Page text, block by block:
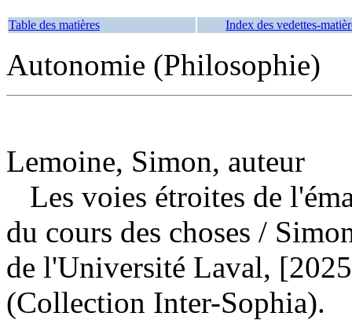
Table des matières Index des vedettes-
Autonomie (Philosophie)
Lemoine, Simon, auteur
Les voies étroites de
du cours des choses /
de l'Université Laval,
(Collection Inter-Sophia).